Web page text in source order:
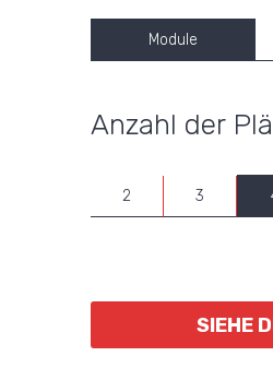
Module
Anzahl der
2 3
SIEHE